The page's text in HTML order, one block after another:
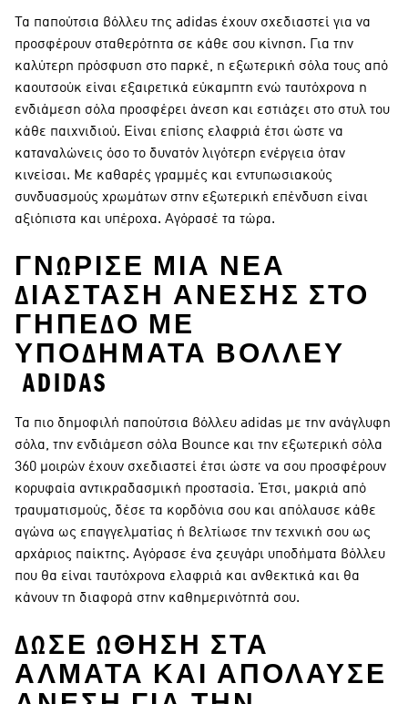
Τα παπούτσια βόλλευ της adidas έχουν σχεδιαστεί για να
προσφέρουν σταθερότητα σε κάθε σου κίνηση. Για την
καλύτερη πρόσφυση στο παρκέ, η εξωτερική σόλα τους από
καουτσούκ είναι εξαιρετικά εύκαμπτη ενώ ταυτόχρονα η
ενδιάμεση σόλα προσφέρει άνεση και εστιάζει στο στυλ του
κάθε παιχνιδιού. Είναι επίσης ελαφριά έτσι ώστε να
καταναλώνεις όσο το δυνατόν λιγότερη ενέργεια όταν
κινείσαι. Με καθαρές γραμμές και εντυπωσιακούς
συνδυασμούς χρωμάτων στην εξωτερική επένδυση είναι
αξιόπιστα και υπέροχα. Αγόρασέ τα τώρα.
ΓΝΏΡΙΣΕ ΜΙΑ ΝΈΑ
ΔΙΆΣΤΑΣΗ ΆΝΕΣΗΣ ΣΤΟ
ΓΉΠΕΔΟ ΜΕ
ΥΠΟΔΉΜΑΤΑ ΒΌΛΛΕΥ
ADIDAS
Τα πιο δημοφιλή παπούτσια βόλλευ adidas με την ανάγλυφη
σόλα, την ενδιάμεση σόλα Bounce και την εξωτερική σόλα
360 μοιρών έχουν σχεδιαστεί έτσι ώστε να σου προσφέρουν
κορυφαία αντικραδασμική προστασία. Έτσι, μακριά από
τραυματισμούς, δέσε τα κορδόνια σου και απόλαυσε κάθε
αγώνα ως επαγγελματίας ή βελτίωσε την τεχνική σου ως
αρχάριος παίκτης. Αγόρασε ένα ζευγάρι υποδήματα βόλλευ
που θα είναι ταυτόχρονα ελαφριά και ανθεκτικά και θα
κάνουν τη διαφορά στην καθημερινότητά σου.
ΔΏΣΕ ΏΘΗΣΗ ΣΤΑ
ΆΛΜΑΤΑ ΚΑΙ ΑΠΌΛΑΥΣΕ